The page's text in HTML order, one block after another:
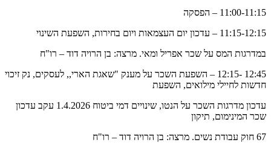
11:00-11:15 – הפסקה
11:15-12:15 – עדכון יום העצמאות ויום בחירות, השפעת השינוי
במדרגות המס על שכר אפריל ומאי. מרצה: בן הרויה דוד – רו"ח
12:45 -12:15 – השפעת השכר על מענק "שאגת הארי,, לעסקים, נק זיכוי
חדשות לחיילי מילואים, השפעת
עדכון מדרגות השכר על הנטו, שינויים דמי ביטוח 1.4.2026 עקב עדכון
שכר המינימום, תיקון
67 חוק עבודת נשים. מרצה: בן הרויה דוד – רו"ח